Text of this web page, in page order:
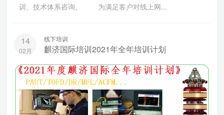
训、技术体系咨询。 为满足客户对线上网...
14
02月
线下培训
麒济国际培训2021年全年培训计划